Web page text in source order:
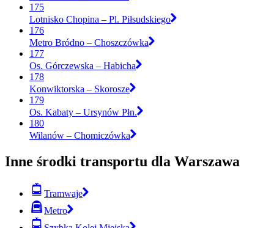
175
Lotnisko Chopina – Pl. Piłsudskiego
176
Metro Bródno – Choszczówka
177
Os. Górczewska – Habicha
178
Konwiktorska – Skorosze
179
Os. Kabaty – Ursynów Płn.
180
Wilanów – Chomiczówka
Inne środki transportu dla Warszawa
Tramwaje
Metro